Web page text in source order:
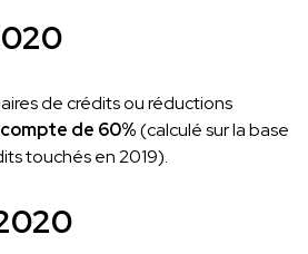
de crédits ou réductions
de 60%(calculé sur la base
touchés en 2019).